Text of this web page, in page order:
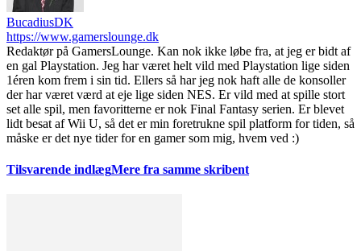
BucadiusDK
https://www.gamerslounge.dk
Redaktør på GamersLounge. Kan nok ikke løbe fra, at jeg er bidt af
en gal Playstation. Jeg har været helt vild med Playstation lige siden
1éren kom frem i sin tid. Ellers så har jeg nok haft alle de konsoller
der har været værd at eje lige siden NES. Er vild med at spille stort
set alle spil, men favoritterne er nok Final Fantasy serien. Er blevet
lidt besat af Wii U, så det er min foretrukne spil platform for tiden, så
måske er det nye tider for en gamer som mig, hvem ved :)
Tilsvarende indlægMere fra samme skribent